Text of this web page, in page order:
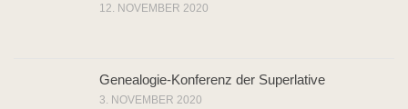
12. NOVEMBER 2020
Genealogie-Konferenz der Superlative
3. NOVEMBER 2020